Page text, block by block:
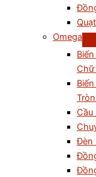
Omega
Chữ
Cầu
Đèn